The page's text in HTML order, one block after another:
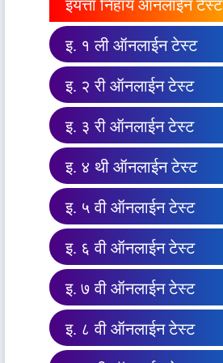
इयत्ता निहाय ऑनलाईन टेस्ट
इ. १ ली ऑनलाईन टेस्ट
इ. २ री ऑनलाईन टेस्ट
इ. ३ री ऑनलाईन टेस्ट
इ. ४ थी ऑनलाईन टेस्ट
इ. ५ वी ऑनलाईन टेस्ट
इ. ६ वी ऑनलाईन टेस्ट
इ. ७ वी ऑनलाईन टेस्ट
इ. ८ वी ऑनलाईन टेस्ट